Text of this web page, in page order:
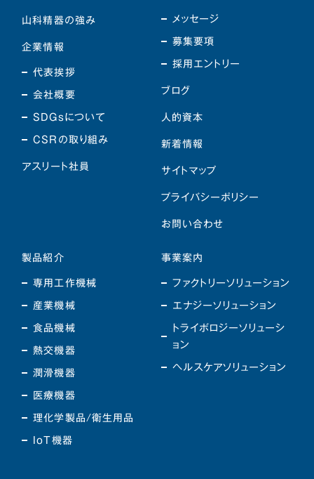
山科精器の強み
企業情報
代表挨拶
会社概要
SDGsについて
CSRの取り組み
アスリート社員
事業案内
ファクトリーソリューション
エナジーソリューション
トライボロジーソリューシ
ョン
ヘルスケアソリューション
製品紹介
専用工作機械
産業機械
食品機械
熱交機器
潤滑機器
医療機器
理化学製品/衛生用品
IoT機器
メッセージ
募集要項
採用エントリー
ブログ
人的資本
新着情報
サイトマップ
プライバシーポリシー
お問い合わせ